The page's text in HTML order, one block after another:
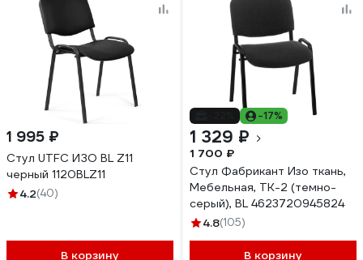
1 995 ₽
Стул UTFC ИЗО BL Z11
черный 1120BLZ11
4.2(40)
В корзину
-17%
1 329 ₽
1 700 ₽
Стул Фабрикант Изо ткань,
Мебельная, ТК-2 (темно-
серый), BL 4623720945824
4.8(105)
В корзину